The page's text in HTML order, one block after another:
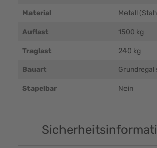
Material Metall
Auflast 1500 kg
Traglast 240 kg
Bauart Grundregal
Stapelbar Nein